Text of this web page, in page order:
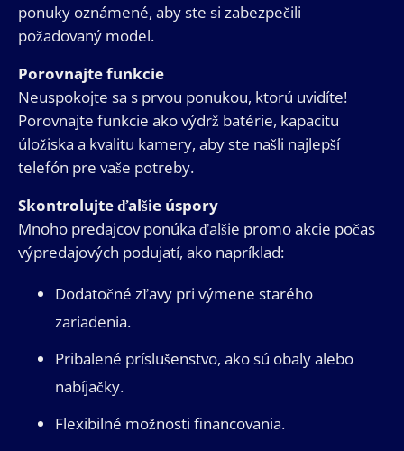
ponuky oznámené, aby ste si zabezpečili
požadovaný model.
Porovnajte funkcie
Neuspokojte sa s prvou ponukou, ktorú uvidíte!
Porovnajte funkcie ako výdrž batérie, kapacitu
úložiska a kvalitu kamery, aby ste našli najlepší
telefón pre vaše potreby.
Skontrolujte ďalšie úspory
Mnoho predajcov ponúka ďalšie promo akcie počas
výpredajových podujatí, ako napríklad:
Dodatočné zľavy pri výmene starého
zariadenia.
Pribalené príslušenstvo, ako sú obaly alebo
nabíjačky.
Flexibilné možnosti financovania.